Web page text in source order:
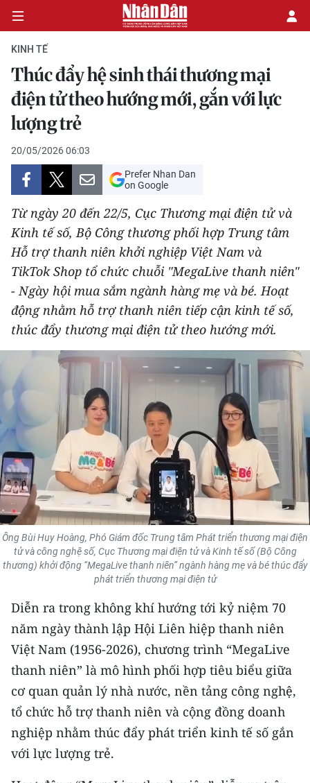
CHÍNH TRỊ
KINH TẾ
VĂN HÓA
XÃ HỘI
PHÁP LUẬT
DU LỊCH
THẾ GIỚI
THỂ THAO
GIÁO DỤC
Y TẾ
KHOA HỌC - CÔNG NGHỆ
MÔI TRƯỜNG
BẠN ĐỌC
KIỂM CHỨNG THÔNG TIN
TRI THỨC CHUYÊN SÂU
CHƯƠNG TRÌNH OCOP - MỖI XÃ
MỘT SẢN PHẨM
RADIO
MEDIA CENTER
E-Magazine
KINH TẾ
Thúc đẩy hệ sinh thái thương mại
điện tử theo hướng mới, gắn với lực
lượng trẻ
20/05/2026 06:03
Prefer Nhan Dan
on Google
Từ ngày 20 đến 22/5, Cục Thương mại điện tử và
Kinh tế số, Bộ Công thương phối hợp Trung tâm
Hỗ trợ thanh niên khởi nghiệp Việt Nam và
TikTok Shop tổ chức chuỗi "MegaLive thanh niên"
- Ngày hội mua sắm ngành hàng mẹ và bé. Hoạt
động nhằm hỗ trợ thanh niên tiếp cận kinh tế số,
thúc đẩy thương mại điện tử theo hướng mới.
Ông Bùi Huy Hoàng, Phó Giám đốc Trung tâm Phát triển thương mại điện
tử và công nghệ số, Cục Thương mại điện tử và Kinh tế số (Bộ Công
thương) khởi động “MegaLive thanh niên” ngành hàng mẹ và bé thúc đẩy
phát triển thương mại điện tử
Diễn ra trong không khí hướng tới kỷ niệm 70
năm ngày thành lập Hội Liên hiệp thanh niên
Việt Nam (1956-2026), chương trình “MegaLive
thanh niên” là mô hình phối hợp tiêu biểu giữa
cơ quan quản lý nhà nước, nền tảng công nghệ,
tổ chức hỗ trợ thanh niên và cộng đồng doanh
nghiệp nhằm thúc đẩy phát triển kinh tế số gắn
với lực lượng trẻ.